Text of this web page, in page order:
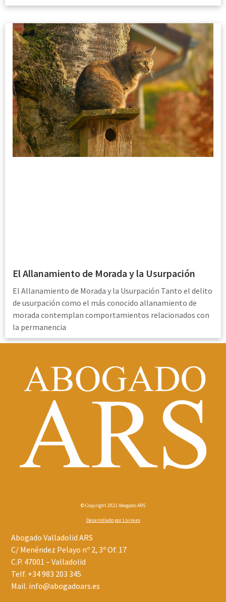
El Allanamiento de Morada y la Usurpación
El Allanamiento de Morada y la Usurpación Tanto el delito
de usurpación como el más conocido allanamiento de
morada contemplan comportamientos relacionados con
la permanencia
© Copyright 2021 Abogado ARS
Desarrollado por Livire.es
Abogado Valladolid ARS
C/ Menéndez Pelayo nº 2, 3º Of. 17
C.P. 47001 – Valladolid
Telf. +34 983 203 345
Mail. info@abogadoars.es